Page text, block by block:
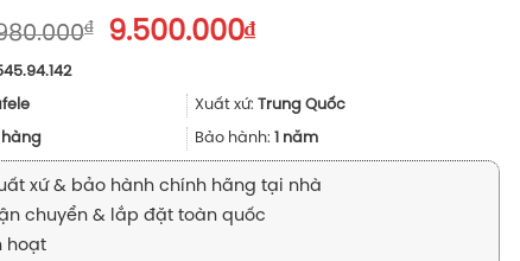
₫
Giá
25.980.000₫.
9.500.000₫Giá
là:
9.500.000₫.
Xuất xứ: Trung Quốc
hàng Bảo hành: 1 năm
xứ & bảo hành chính hãng tại nhà
chuyển & lắp đặt toàn quốc
hoạt